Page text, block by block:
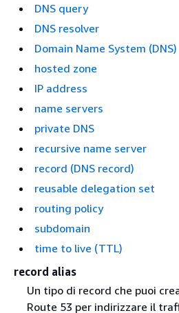
DNS query
DNS resolver
Domain Name System (DNS)
hosted zone
IP address
name servers
private DNS
recursive name server
record (DNS record)
reusable delegation set
routing policy
subdomain
time to live (TTL)
record alias
Un tipo di record che puoi
Route 53 per indirizzare il